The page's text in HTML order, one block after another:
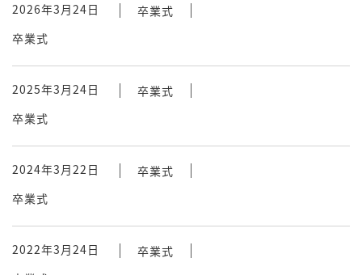
2026年3月24日
卒業式
卒業式
2025年3月24日
卒業式
卒業式
2024年3月22日
卒業式
卒業式
2022年3月24日
卒業式